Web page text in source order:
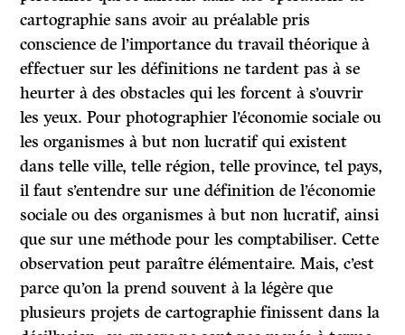
cartographie sans avoir au préalable pris
conscience de l’importance du travail théorique à
effectuer sur les définitions ne tardent pas à se
heurter à des obstacles qui les forcent à s’ouvrir
les yeux. Pour photographier l’économie sociale ou
les organismes à but non lucratif qui existent
dans telle ville, telle région, telle province, tel pays,
il faut s’entendre sur une définition de l’économie
sociale ou des organismes à but non lucratif, ainsi
que sur une méthode pour les comptabiliser. Cette
observation peut paraître élémentaire. Mais, c’est
parce qu’on la prend souvent à la légère que
plusieurs projets de cartographie finissent dans la